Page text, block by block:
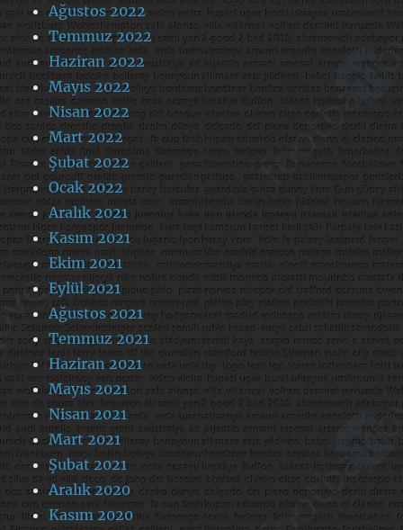
Ağustos 2022
Temmuz 2022
Haziran 2022
Mayıs 2022
Nisan 2022
Mart 2022
Şubat 2022
Ocak 2022
Aralık 2021
Kasım 2021
Ekim 2021
Eylül 2021
Ağustos 2021
Temmuz 2021
Haziran 2021
Mayıs 2021
Nisan 2021
Mart 2021
Şubat 2021
Aralık 2020
Kasım 2020